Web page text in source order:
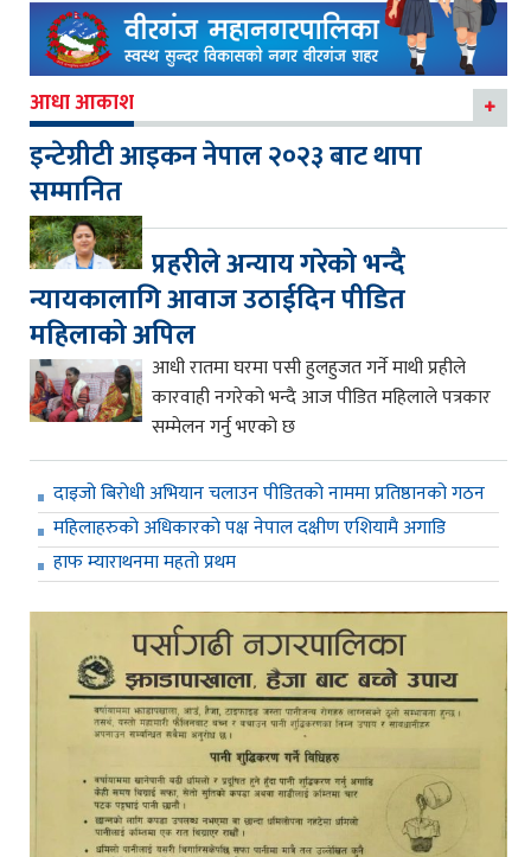
आधा आकाश
इन्टेग्रीटी आइकन नेपाल २०२३ बाट थापा
सम्मानित
प्रहरीले अन्याय गरेको भन्दै
न्यायकालागि आवाज उठाईदिन पीडित
महिलाको अपिल
आधी रातमा घरमा पसी हुलहुजत गर्ने माथी प्रहीले
कारवाही नगरेको भन्दै आज पीडित महिलाले पत्रकार
सम्मेलन गर्नु भएको छ
दाइजो बिरोधी अभियान चलाउन पीडितको नाममा प्रतिष्ठानको गठन
महिलाहरुको अधिकारको पक्ष नेपाल दक्षीण एशियामै अगाडि
हाफ म्याराथनमा महतो प्रथम